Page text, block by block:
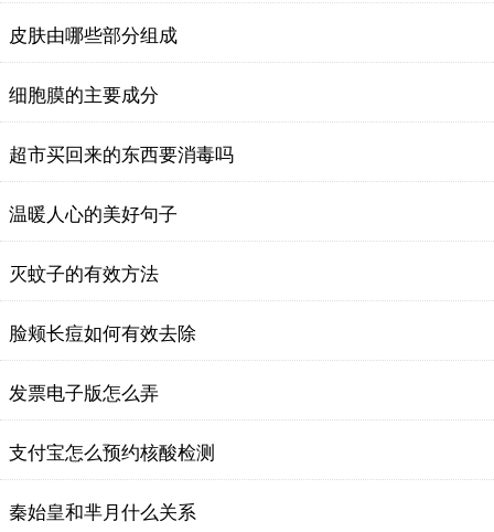
皮肤由哪些部分组成
细胞膜的主要成分
超市买回来的东西要消毒吗
温暖人心的美好句子
灭蚊子的有效方法
脸颊长痘如何有效去除
发票电子版怎么弄
支付宝怎么预约核酸检测
秦始皇和芈月什么关系